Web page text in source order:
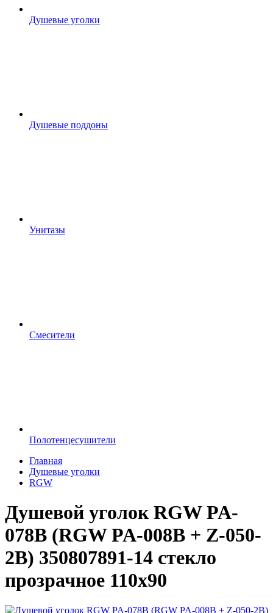
Душевые уголки
Душевые поддоны
Унитазы
Смесители
Полотенцесушители
Главная
Душевые уголки
RGW
Душевой уголок RGW PA-
078B (RGW PA-008B + Z-050-
2B) 350807891-14 стекло
прозрачное 110х90